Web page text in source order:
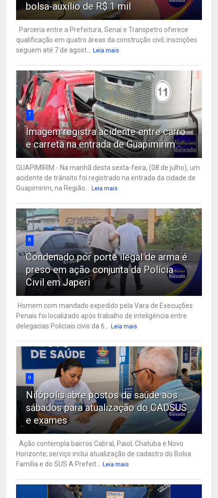
bolsa-auxílio de R$ 1 mil
Parceria entre a Prefeitura, Senai e Transpetro oferece
qualificação em quatro áreas da construção civil; inscrições
seguem até 7 de agost...
Leia mais
7
Imagem registra acidente entre carro
e carreta na entrada de Guapimirim
GUAPIMIRIM - Na manhã desta sexta-feira, (08 de julho), um
acidente de trânsito foi registrado na entrada da cidade de
Guapimirim, na Região...
Leia mais
8
Condenado por porte ilegal de arma é
preso em ação conjunta da Polícia
Civil em Japeri
Homem com mandado expedido pela Vara de Execuções
Penais foi localizado após trabalho de inteligência entre
delegacias Policiais civis da 6...
Leia mais
9
Nilópolis abre postos de saúde aos
sábados para atualização do CADSUS
e exames
Ação contempla bairros Cabral, Paiol, Chatuba e Novo
Horizonte; serviço inclui atualização de cadastro do Bolsa
Família e do SUS A Prefeit...
Leia mais